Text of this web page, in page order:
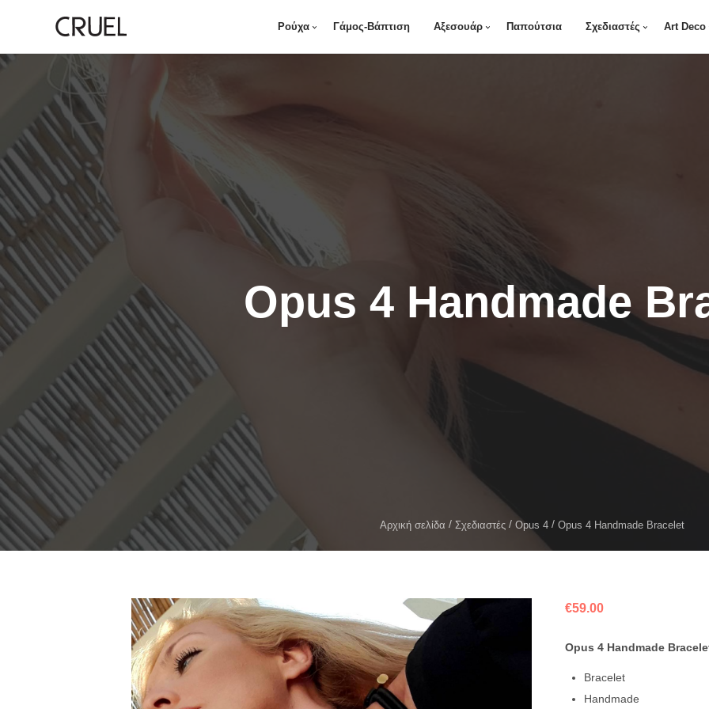
Ρούχα Γάμος-Βάπτιση Αξεσουάρ Παπούτσια Σχεδιαστές Art Deco
Opus 4 Handmade
Αρχική σελίδα Σχεδιαστές Opus 4 Opus 4 Handmade Bracelet
€59.00
Opus 4 Handmade
Bracelet
Handmade